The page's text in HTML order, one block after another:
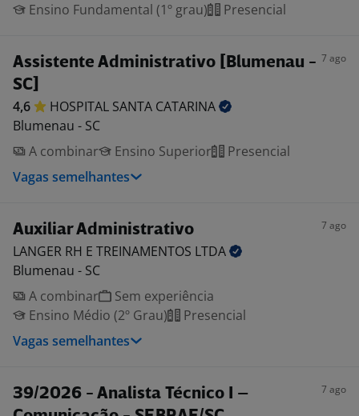
Ensino Fundamental (1º grau)
Presencial
Assistente Administrativo [Blumenau -
SC]
7 ago
4,6 HOSPITAL SANTA CATARINA
Blumenau - SC
A combinar
Ensino Superior
Presencial
Vagas semelhantes
Auxiliar Administrativo 7 ago
LANGER RH E TREINAMENTOS LTDA
Blumenau - SC
A combinar
Sem experiência
Ensino Médio (2º Grau)
Presencial
Vagas semelhantes
39/2026 - Analista Técnico I –
7 ago